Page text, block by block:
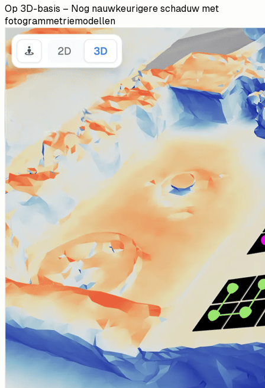
Op 3D-basis – Nog nauwkeurigere schaduw met
fotogrammetriemodellen